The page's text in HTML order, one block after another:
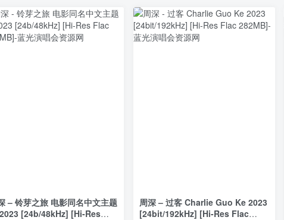
– 铃芽之旅 电影同名中文主题
[24b/48kHz] [Hi-Res
周深 – 过客 Charlie Guo Ke 2023
[24bit/192kHz] [Hi-Res Flac